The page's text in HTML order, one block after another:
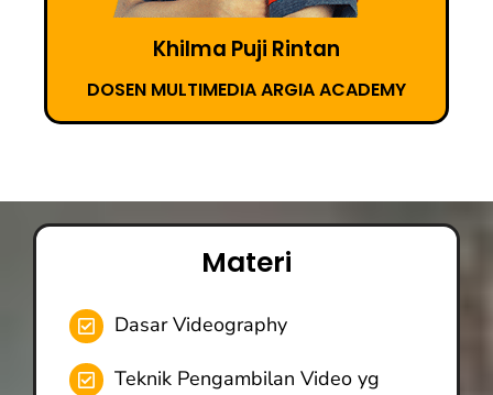
Khilma Puji Rintan
DOSEN MULTIMEDIA ARGIA ACADEMY
Materi
Dasar Videography
Teknik Pengambilan Video yg